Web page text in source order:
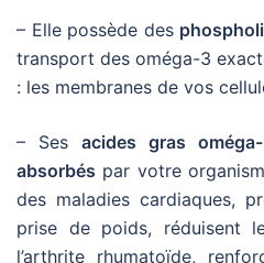
– Elle possède des
transport des oméga-3
: les membranes de vos
– Ses acides gras
absorbés par votre
des maladies cardiaques,
prise de poids, réduisent
l’arthrite rhumatoïde,